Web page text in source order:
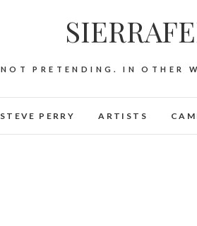
NOT PRETENDING. IN OTHER
STEVE PERRY ARTISTS